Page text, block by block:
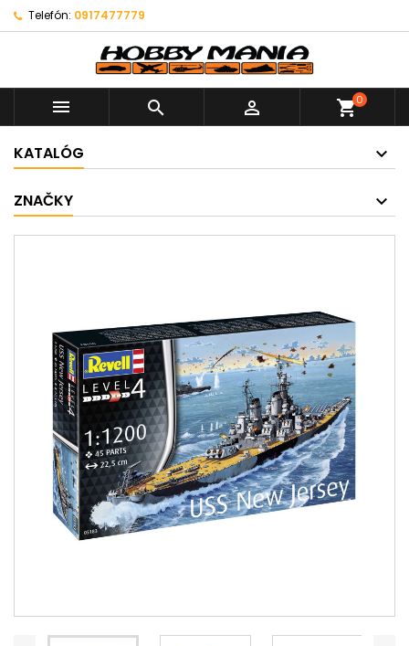
Telefón: 0917477779
   shopping_cart0
KATALÓG
ZNAČKY